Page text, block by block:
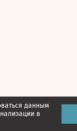
данным
в